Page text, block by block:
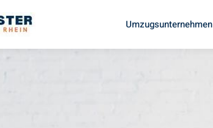
Umzugsunternehmen